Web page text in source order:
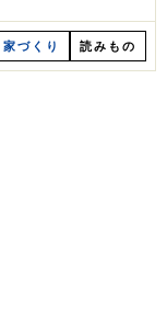
家づくり 読みもの